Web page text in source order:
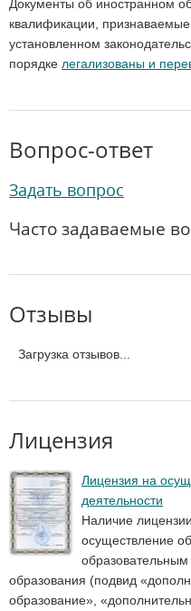
Документы об иностранном
квалификации,
установленном
порядке легализованы и
Вопрос-ответ
Задать вопрос
Часто задаваемые
Отзывы
Загрузка отзывов...
Лицензия
Лицензия на
деятельности
Наличие
осуществление
образования (подвид
образование»,